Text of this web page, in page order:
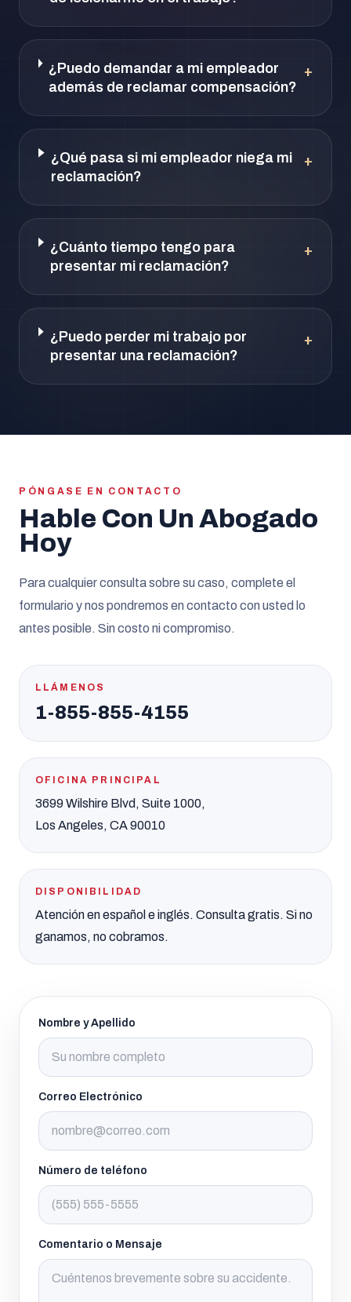
¿Puedo demandar a mi empleador
además de reclamar compensación?
+
¿Qué pasa si mi empleador niega mi
reclamación?
+
¿Cuánto tiempo tengo para
presentar mi reclamación?
+
¿Puedo perder mi trabajo por
presentar una reclamación?
+
PÓNGASE EN CONTACTO
Hable Con Un Abogado
Hoy
Para cualquier consulta sobre su caso, complete el
formulario y nos pondremos en contacto con usted lo
antes posible. Sin costo ni compromiso.
LLÁMENOS
1-855-855-4155
OFICINA PRINCIPAL
3699 Wilshire Blvd, Suite 1000,
Los Angeles, CA 90010
DISPONIBILIDAD
Atención en español e inglés. Consulta gratis. Si no
ganamos, no cobramos.
Nombre y Apellido
Correo Electrónico
Número de teléfono
Comentario o Mensaje